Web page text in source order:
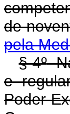
de
pela
§ 4º
e
Poder